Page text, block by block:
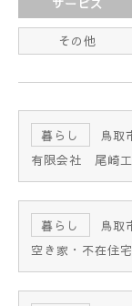
サービス
その他
暮らし
鳥取
有限会社 尾崎
暮らし
鳥取
空き家・不在住